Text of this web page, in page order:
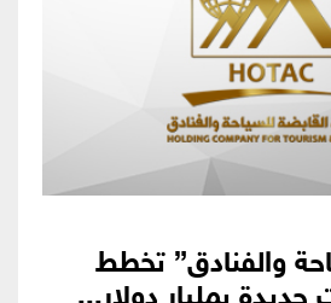
والفنادق” تخطط